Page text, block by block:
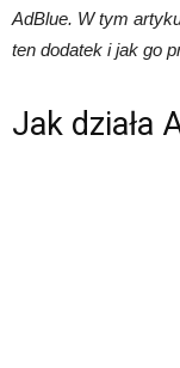
AdBlue. W tym
ten dodatek i jak go
Jak działa